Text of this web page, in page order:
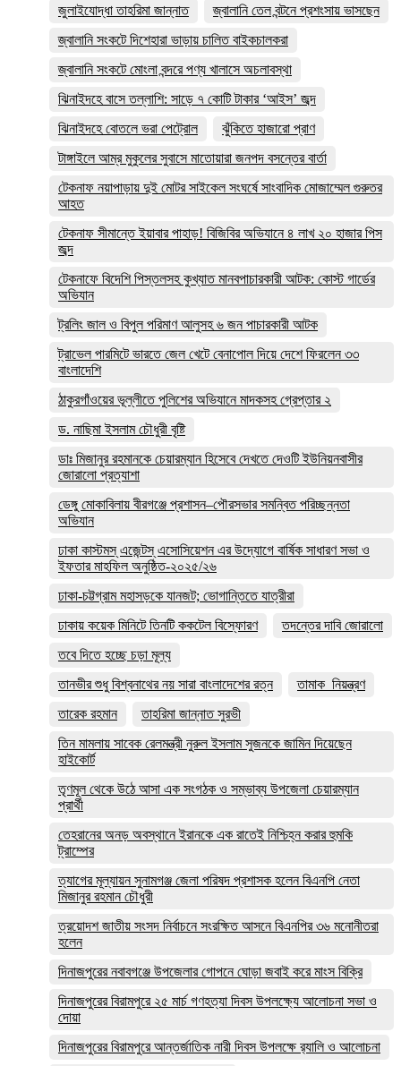
জুলাইযোদ্ধা তাহরিমা জান্নাত
জ্বালানি তেল বন্টনে প্রশংসায় ভাসছেন
জ্বালানি সংকটে দিশেহারা ভাড়ায় চালিত বাইকচালকরা
জ্বালানি সংকটে মোংলা বন্দরে পণ্য খালাসে অচলাবস্থা
ঝিনাইদহে বাসে তল্লাশি: সাড়ে ৭ কোটি টাকার ‘আইস’ জব্দ
ঝিনাইদহে বোতলে ভরা পেট্রোল
ঝুঁকিতে হাজারো প্রাণ
টাঙ্গাইলে আম্র মুকুলের সুবাসে মাতোয়ারা জনপদ বসন্তের বার্তা
টেকনাফ নয়াপাড়ায় দুই মোটর সাইকেল সংঘর্ষে সাংবাদিক মোজাম্মেল গুরুতর
আহত
টেকনাফ সীমান্তে ইয়াবার পাহাড়! বিজিবির অভিযানে ৪ লাখ ২০ হাজার পিস
জব্দ
টেকনাফে বিদেশি পিস্তলসহ কুখ্যাত মানবপাচারকারী আটক: কোস্ট গার্ডের
অভিযান
ট্রলিং জাল ও বিপুল পরিমাণ আলুসহ ৬ জন পাচারকারী আটক
ট্রাভেল পারমিটে ভারতে জেল খেটে বেনাপোল দিয়ে দেশে ফিরলেন ৩৩
বাংলাদেশি
ঠাকুরগাঁওয়ের ভূল্লীতে পুলিশের অভিযানে মাদকসহ গ্রেপ্তার ২
ড. নাছিমা ইসলাম চৌধুরী বৃষ্টি
ডাঃ মিজানুর রহমানকে চেয়ারম্যান হিসেবে দেখতে দেওটি ইউনিয়নবাসীর
জোরালো প্রত্যাশা
ডেঙ্গু মোকাবিলায় বীরগঞ্জে প্রশাসন–পৌরসভার সমন্বিত পরিচ্ছন্নতা
অভিযান
ঢাকা কাস্টমস্ এজেন্টস্ এসোসিয়েশন এর উদ্যোগে বার্ষিক সাধারণ সভা ও
ইফতার মাহফিল অনুষ্ঠিত-২০২৫/২৬
ঢাকা-চট্টগ্রাম মহাসড়কে যানজট; ভোগান্তিতে যাত্রীরা
ঢাকায় কয়েক মিনিটে তিনটি ককটেল বিস্ফোরণ
তদন্তের দাবি জোরালো
তবে দিতে হচ্ছে চড়া মূল্য
তানভীর শুধু বিশ্বনাথের নয় সারা বাংলাদেশের রত্ন
তামাক_নিয়ন্ত্রণ
তারেক রহমান
তাহরিমা জান্নাত সুরভী
তিন মামলায় সাবেক রেলমন্ত্রী নুরুল ইসলাম সুজনকে জামিন দিয়েছেন
হাইকোর্ট
তৃণমূল থেকে উঠে আসা এক সংগঠক ও সম্ভাব্য উপজেলা চেয়ারম্যান
প্রার্থী
তেহরানের অনড় অবস্থানে ইরানকে এক রাতেই নিশ্চিহ্ন করার হুমকি
ট্রাম্পের
ত্যাগের মূল্যায়ন সুনামগঞ্জ জেলা পরিষদ প্রশাসক হলেন বিএনপি নেতা
মিজানুর রহমান চৌধুরী
ত্রয়োদশ জাতীয় সংসদ নির্বাচনে সংরক্ষিত আসনে বিএনপির ৩৬ মনোনীতরা
হলেন
দিনাজপুরের নবাবগঞ্জে উপজেলার গোপনে ঘোড়া জবাই করে মাংস বিক্রি
দিনাজপুরের ‎বিরামপুরে ২৫ মার্চ গণহত্যা দিবস উপলক্ষ্যে আলোচনা সভা ও
দোয়া
দিনাজপুরের বিরামপুরে আন্তর্জাতিক নারী দিবস উপলক্ষে র‍্যালি ও আলোচনা